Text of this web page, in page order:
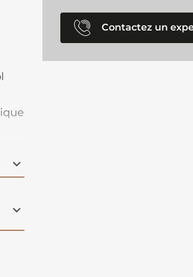
Contactez un